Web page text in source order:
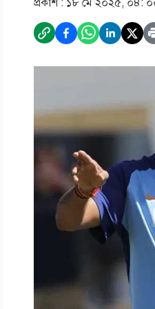
প্রকাশ : ১৮ মে ২০২৫, ০৪: